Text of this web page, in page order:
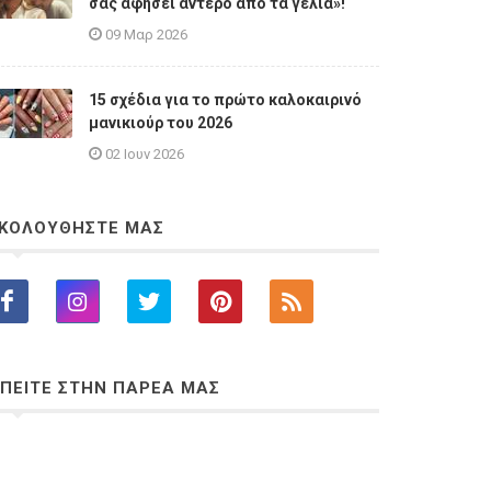
σας αφήσει άντερο από τα γέλια»!
09 Μαρ 2026
15 σχέδια για το πρώτο καλοκαιρινό
μανικιούρ του 2026
02 Ιουν 2026
ΜΑΣ
ΣΤΗΝ ΠΑΡΕΑ ΜΑΣ